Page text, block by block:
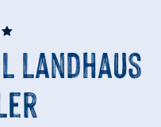
🞙
Landhaus